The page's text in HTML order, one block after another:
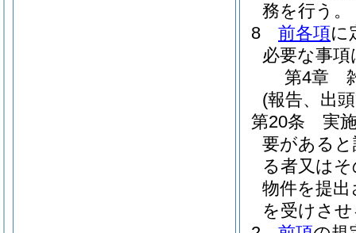
務を行う。
8
前各項に
必要な事
第4章
(報告、出
第20条
実
要がある
る者又は
物件を提
を受けさ